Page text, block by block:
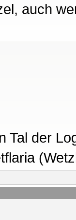
auch
Tal der